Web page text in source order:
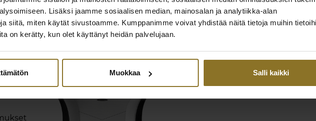
Lisäksi jaamme sosiaalisen median, mainosalan ja analytiikka-alan
siitä, miten käytät sivustoamme. Kumppanimme voivat yhdistää näitä tietoja muihin
on kerätty, kun olet käyttänyt heidän palvelujaan.
Muokkaa Salli kaikki